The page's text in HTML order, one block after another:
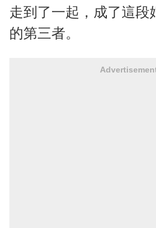
走到了一起，成了這段
的第三者。